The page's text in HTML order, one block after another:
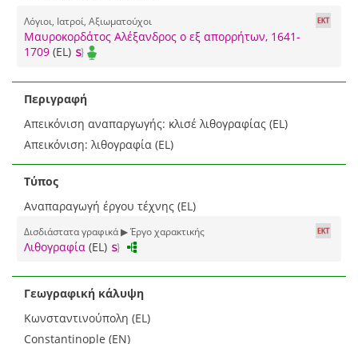
Λόγιοι, Ιατροί, Αξιωματούχοι
Μαυροκορδάτος Αλέξανδρος ο εξ απορρήτων, 1641-
1709 (EL)
Περιγραφή
Απεικόνιση αναπαργωγής: κλισέ λιθογραφίας (EL)
Απεικόνιση: λιθογραφία (EL)
Τύπος
Αναπαραγωγή έργου τέχνης (EL)
Δισδιάστατα γραφικά ▶ Έργο χαρακτικής
Λιθογραφία (EL)
Γεωγραφική κάλυψη
Κωνσταντινούπολη (EL)
Constantinople (EN)